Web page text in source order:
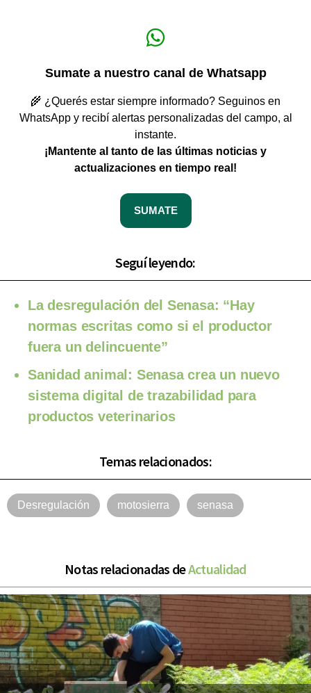
Sumate a nuestro canal de Whatsapp
🌾 ¿Querés estar siempre informado? Seguinos en
WhatsApp y recibí alertas personalizadas del campo, al
instante.
¡Mantente al tanto de las últimas noticias y
actualizaciones en tiempo real!
SUMATE
Seguí leyendo:
La desregulación del Senasa: “Hay
normas escritas como si el productor
fuera un delincuente”
Sanidad animal: Senasa crea un nuevo
sistema digital de trazabilidad para
productos veterinarios
Temas relacionados:
Desregulación motosierra senasa
Notas relacionadas deActualidad